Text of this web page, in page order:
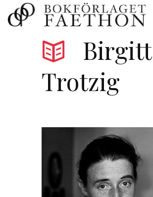
Trotzig